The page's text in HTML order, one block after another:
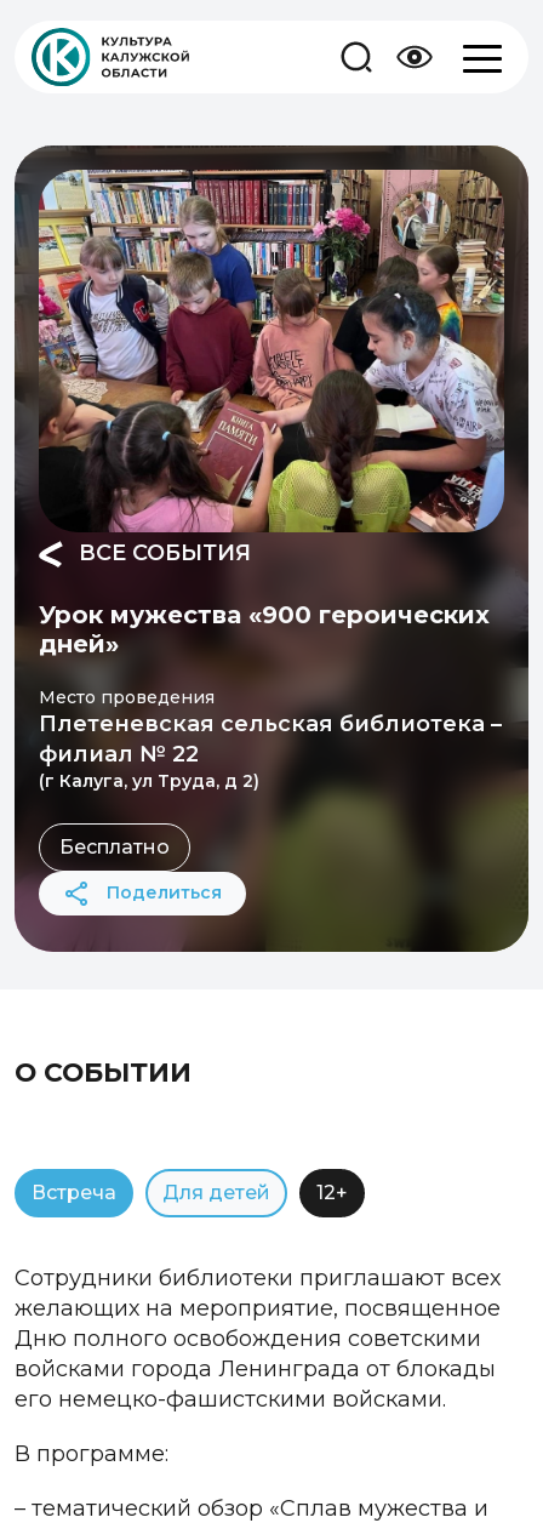
ВСЕ СОБЫТИЯ
Урок мужества «900 героических
дней»
Место проведения
Плетеневская сельская библиотека –
филиал № 22
(г Калуга, ул Труда, д 2)
Бесплатно
Поделиться
О СОБЫТИИ
Встреча Для детей 12+
Сотрудники библиотеки приглашают всех
желающих на мероприятие, посвященное
Дню полного освобождения советскими
войсками города Ленинграда от блокады
его немецко-фашистскими войсками.
В программе:
– тематический обзор «Сплав мужества и